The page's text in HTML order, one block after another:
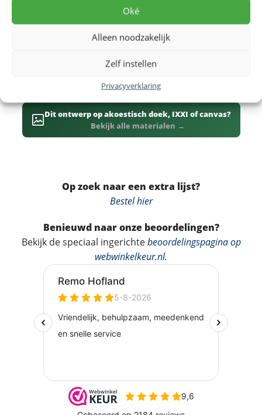
Oké
Alleen noodzakelijk
Zelf instellen
Privacyverklaring
Dit ontwerp is ook beschikbaar op
wanddecoratie of opakoestisch doek, dat bovendien
de akoestiek in huis verbetert. Een prachtig cadeau
herinneringen aan Ibiza. Bekijk voor meer varianten
alle Ibiza (island) posters
Dit ontwerp op akoestisch doek, IXXI of canvas?
Bekijk alle materialen →
Op zoek naar een extra lijst?
Bestel hier
Benieuwd naar onze beoordelingen?
Bekijk de speciaal ingerichtebeoordelingspagina op
webwinkelkeur.nl.